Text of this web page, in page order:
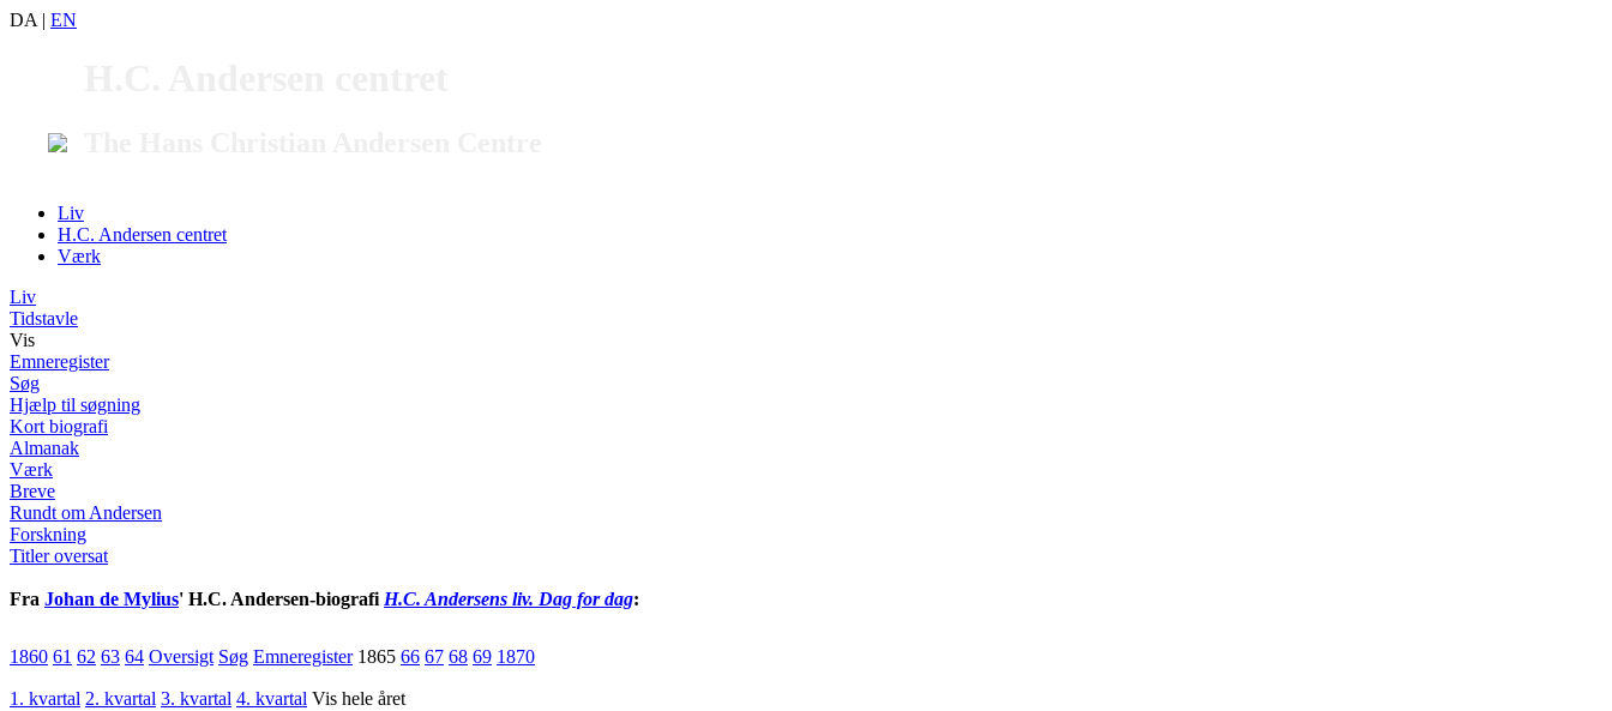
DA | EN
Liv
H.C. Andersen centret
Værk
Liv
Tidstavle
Vis
Emneregister
Søg
Hjælp til søgning
Kort biografi
Almanak
Værk
Breve
Rundt om Andersen
Forskning
Titler oversat
Fra Johan de Mylius' H.C. Andersen-biografi H.C. Andersens liv. Dag for dag:
1860 61 62 63 64 Oversigt Søg Emneregister 1865 66 67 68 69 1870
1. kvartal 2. kvartal 3. kvartal 4. kvartal Vis hele året